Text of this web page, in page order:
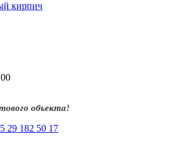
кирпич
объекта!
29 182 50 17